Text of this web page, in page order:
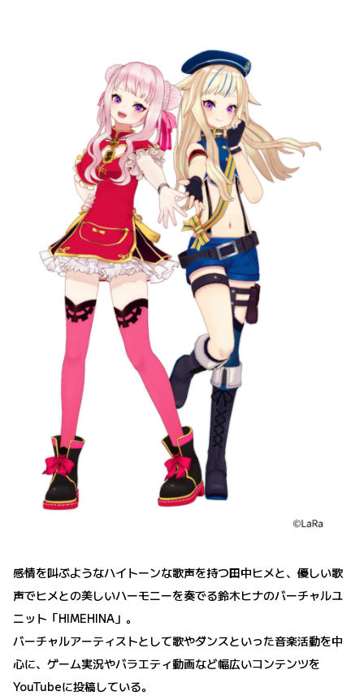
感情を叫ぶようなハイトーンな歌声を持つ田中ヒメと、優しい歌
声でヒメとの美しいハーモニーを奏でる鈴木ヒナのバーチャルユ
ニット「HIMEHINA」。
バーチャルアーティストとして歌やダンスといった音楽活動を中
心に、ゲーム実況やバラエティ動画など幅広いコンテンツを
YouTubeに投稿している。